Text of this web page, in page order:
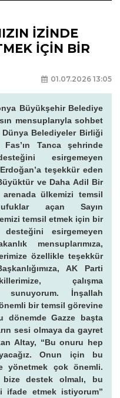
İZİNDE
İÇİN BİR
01.07.2026 13:05
Büyükşehir Belediye
mensuplarıyla sohbet
Belediyeler Birliği
Tanca şehrinde
esirgemeyen
teşekkür eden
ve Daha Adil Bir
arenada ülkemizi temsil
açan Sayın
temsil etmek için bir
esirgemeyen
mensuplarımıza,
özellikle teşekkür
AK Parti
çalışma
sunuyorum. İnşallah
bir temsil görevine
dönemde Gazze başta
sesi olmaya da gayret
Altay, “Bu onuru hep
Onun için bu
yönetmek çok önemli.
bize destek olmalı, bu
ifade etmek istiyorum”